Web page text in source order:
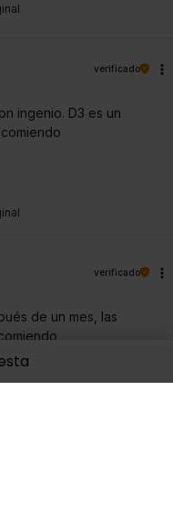
verificado
ingenio. D3 es un
verificado
de un mes, las